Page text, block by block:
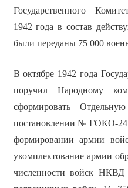
Государственного
1942 года в состав
были переданы 75 000
В октябре 1942 года
поручил Народному
сформировать
постановлении № ГОКО-
формировании армии
укомплектование армии
численности войск